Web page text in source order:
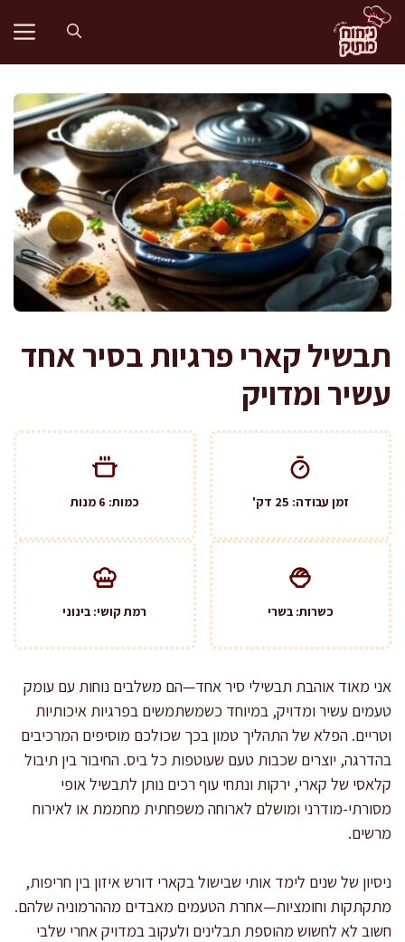
לדלג
לתוכן
תבשיל קארי פרגיות בסיר אחד
עשיר ומדויק
זמן עבודה: 25 דק' כמות: 6 מנות
כשרות: בשרי רמת קושי: בינוני
אני מאוד אוהבת תבשילי סיר אחד—הם משלבים נוחות עם עומק
טעמים עשיר ומדויק, במיוחד כשמשתמשים בפרגיות איכותיות
וטריים. הפלא של התהליך טמון בכך שכולכם מוסיפים המרכיבים
בהדרגה, יוצרים שכבות טעם שעוטפות כל ביס. החיבור בין תיבול
קלאסי של קארי, ירקות ונתחי עוף רכים נותן לתבשיל אופי
מסורתי-מודרני ומושלם לארוחה משפחתית מחממת או לאירוח
מרשים.
ניסיון של שנים לימד אותי שבישול בקארי דורש איזון בין חריפות,
מתקתקות וחומציות—אחרת הטעמים מאבדים מההרמוניה שלהם.
חשוב לא לחשוש מהוספת תבלינים ולעקוב במדויק אחרי שלבי